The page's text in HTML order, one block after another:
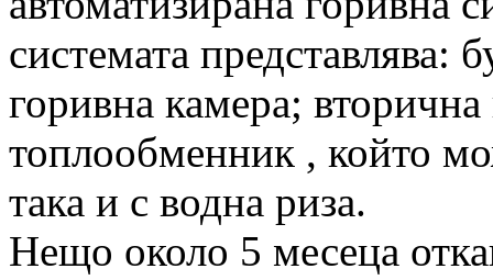
системата представлява:
горивна камера;
топлообменник , който
така и с водна риза.
Нещо около 5 месеца